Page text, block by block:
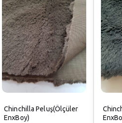
Chinchilla Peluş(Ölçüler
EnxBoy)